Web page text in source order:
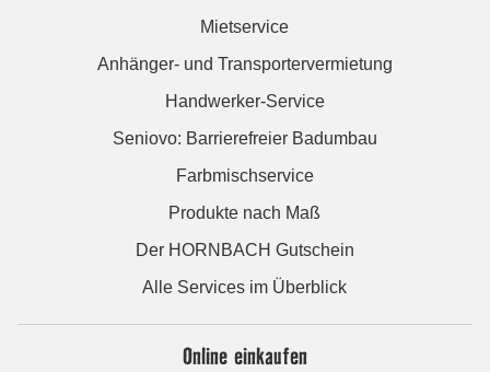
Mietservice
Anhänger- und Transportervermietung
Handwerker-Service
Seniovo: Barrierefreier Badumbau
Farbmischservice
Produkte nach Maß
Der HORNBACH Gutschein
Alle Services im Überblick
Online einkaufen